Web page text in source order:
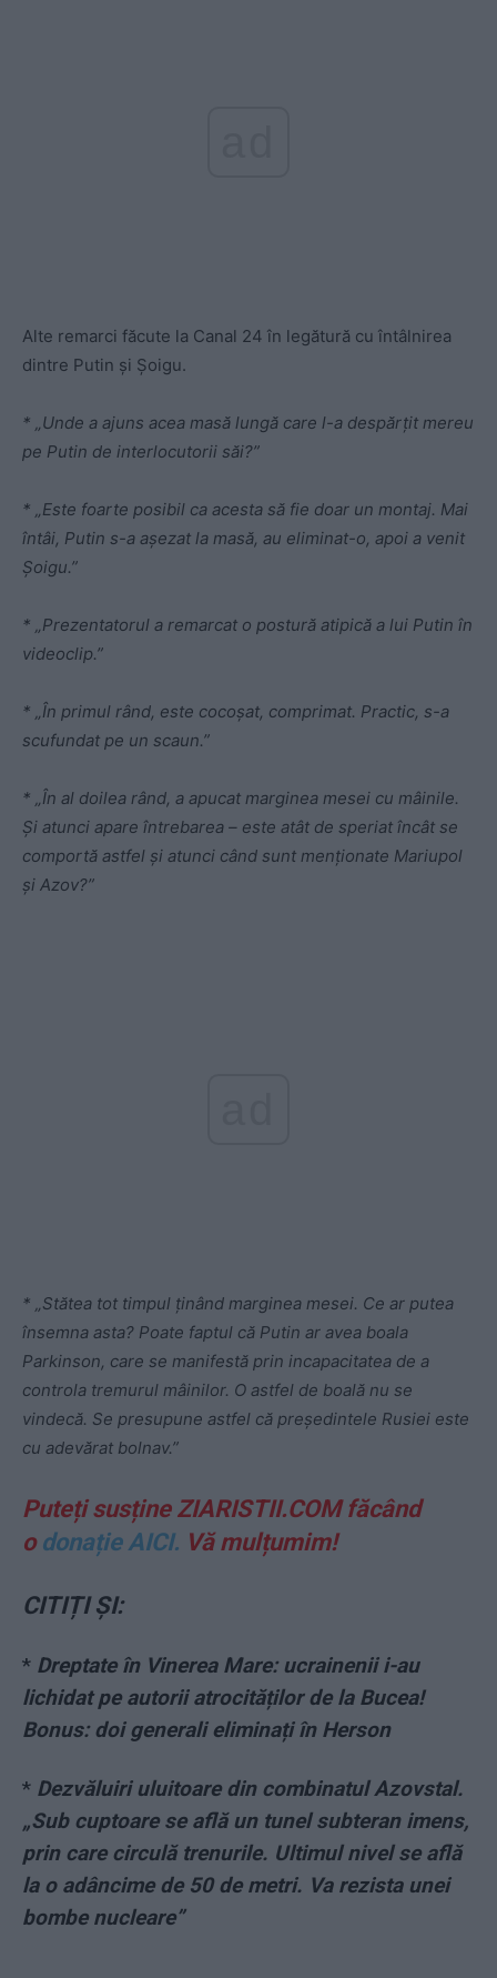
Alte remarci făcute la Canal 24 în legătură cu întâlnirea
dintre Putin și Șoigu.
* „Unde a ajuns acea masă lungă care l-a despărțit mereu
pe Putin de interlocutorii săi?”
* „Este foarte posibil ca acesta să fie doar un montaj. Mai
întâi, Putin s-a așezat la masă, au eliminat-o, apoi a venit
Șoigu.”
* „Prezentatorul a remarcat o postură atipică a lui Putin în
videoclip.”
* „În primul rând, este cocoșat, comprimat. Practic, s-a
scufundat pe un scaun.”
* „În al doilea rând, a apucat marginea mesei cu mâinile.
Și atunci apare întrebarea – este atât de speriat încât se
comportă astfel și atunci când sunt menționate Mariupol
și Azov?”
* „Stătea tot timpul ținând marginea mesei. Ce ar putea
însemna asta? Poate faptul că Putin ar avea boala
Parkinson, care se manifestă prin incapacitatea de a
controla tremurul mâinilor. O astfel de boală nu se
vindecă. Se presupune astfel că președintele Rusiei este
cu adevărat bolnav.”
Puteți susține ZIARISTII.COM făcând
o donație AICI. Vă mulțumim!
CITIȚI ȘI:
* Dreptate în Vinerea Mare: ucrainenii i-au
lichidat pe autorii atrocităților de la Bucea!
Bonus: doi generali eliminați în Herson
* Dezvăluiri uluitoare din combinatul Azovstal.
„Sub cuptoare se află un tunel subteran imens,
prin care circulă trenurile. Ultimul nivel se află
la o adâncime de 50 de metri. Va rezista unei
bombe nucleare”